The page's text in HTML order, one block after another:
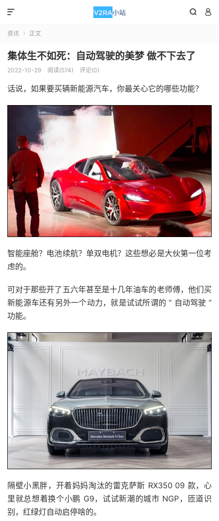
 

资讯  正文
集体生不如死：自动驾驶的美梦 做不下去了
2022-10-29 阅读(574) 评论(0)
话说，如果要买辆新能源汽车，你最关心它的哪些功能？
智能座舱？电池续航？单双电机？这些想必是大伙第一位考
虑的。
可对于那些开了五六年甚至是十几年油车的老师傅，他们买
新能源车还有另外一个动力，就是试试所谓的 “ 自动驾驶 ”
功能。
隔壁小黑胖，开着妈妈淘汰的雷克萨斯 RX350 09 款，心
里就总想着换个小鹏 G9，试试新潮的城市 NGP，匝道识
别，红绿灯自动启停啥的。